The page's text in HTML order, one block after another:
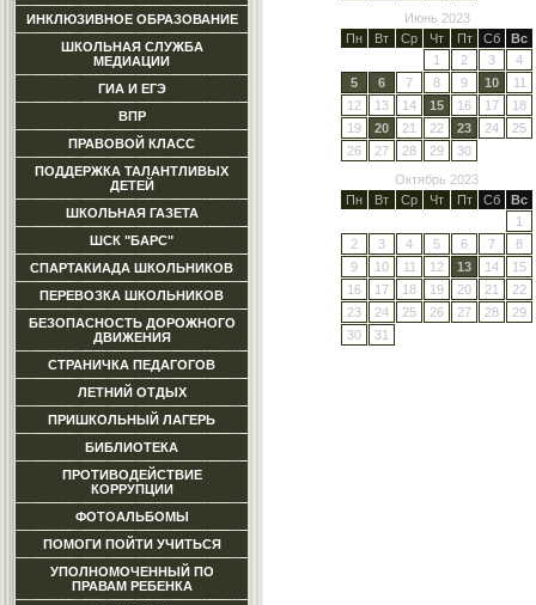
ИНКЛЮЗИВНОЕ ОБРАЗОВАНИЕ
ШКОЛЬНАЯ СЛУЖБА
МЕДИАЦИИ
ГИА И ЕГЭ
ВПР
ПРАВОВОЙ КЛАСС
ПОДДЕРЖКА ТАЛАНТЛИВЫХ
ДЕТЕЙ
ШКОЛЬНАЯ ГАЗЕТА
ШСК "БАРС"
СПАРТАКИАДА ШКОЛЬНИКОВ
ПЕРЕВОЗКА ШКОЛЬНИКОВ
БЕЗОПАСНОСТЬ ДОРОЖНОГО
ДВИЖЕНИЯ
СТРАНИЧКА ПЕДАГОГОВ
ЛЕТНИЙ ОТДЫХ
ПРИШКОЛЬНЫЙ ЛАГЕРЬ
БИБЛИОТЕКА
ПРОТИВОДЕЙСТВИЕ
КОРРУПЦИИ
ФОТОАЛЬБОМЫ
ПОМОГИ ПОЙТИ УЧИТЬСЯ
УПОЛНОМОЧЕННЫЙ ПО
ПРАВАМ РЕБЕНКА
Июнь 2023
Пн
Вт Ср Чт Пт Сб
Вс
1
2 3
4
5
6 7 8 9 10
11
12
13 14 15 16 17
18
19
20 21 22 23 24
25
26
27 28 29
30
Октябрь 2023
Пн
Вт Ср Чт Пт Сб
Вс
1
2
3 4 5 6 7
8
9
10 11 12 13 14
15
16
17 18 19 20 21
22
23
24 25 26 27 28
29
30
31